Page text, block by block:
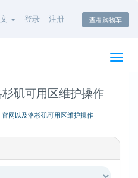
登录 注册 查看购物车
切
杉矶可用区维护操作
官网以及洛杉矶可用区维护操作